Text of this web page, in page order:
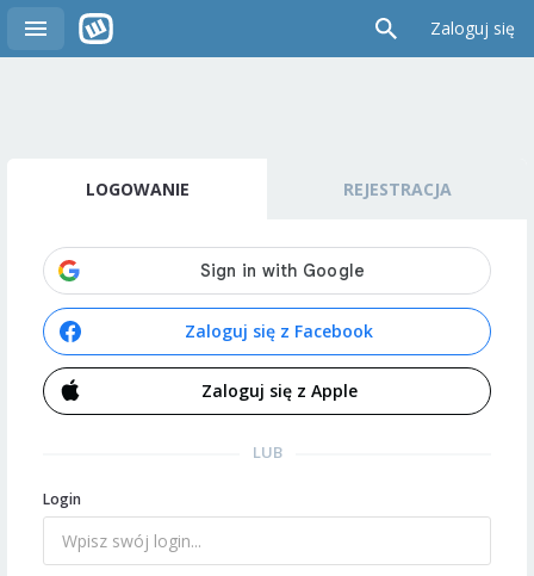
Zaloguj się
LOGOWANIE REJESTRACJA
Zaloguj się z Facebook
Zaloguj się z Apple
LUB
Login